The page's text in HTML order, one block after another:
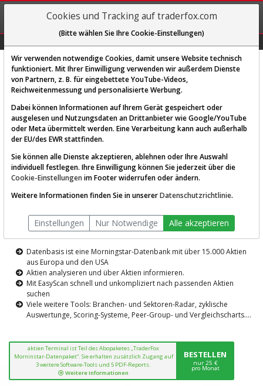
REGIS-
TRIEREN
Diese Funktion ist nur für
AKTIEN-TERMINAL
Die Aktienanalyse-Plattform von
TraderFox
Datenbasis ist eine Morningstar-Datenbank mit über 15.000 Aktien
aus Europa und den USA
Aktien analysieren und über Aktien informieren.
Mit EasyScan schnell und unkompliziert nach passenden Aktien
suchen
Viele weitere Tools: Branchen- und Sektoren-Radar, zyklische
Auswertunge, Scoring-Systeme, Peer-Group- und Vergleichscharts....
aktien Terminal ist Teil des Abopaketes „TraderFox
Morninstar-Datenpaket“. Sie erhalten zusätzlich Zugang auf
3 weitere Software-Tools und 5 PDF-Reports.
Weitere Informationen
BESTELLEN
nur 25 €
pro Monat
Cookies und Tracking auf traderfox.com
(Bitte wählen Sie Ihre Cookie-Einstellungen)
Wir verwenden notwendige Cookies, damit unsere Website technisch
funktioniert. Mit Ihrer Einwilligung verwenden wir außerdem Dienste
von Partnern, z. B. für eingebettete YouTube-Videos,
Reichweitenmessung und personalisierte Werbung.
Dabei können Informationen auf Ihrem Gerät gespeichert oder
ausgelesen und Nutzungsdaten an Drittanbieter wie Google/YouTube
oder Meta übermittelt werden. Eine Verarbeitung kann auch außerhalb
der EU/des EWR stattfinden.
Sie können alle Dienste akzeptieren, ablehnen oder Ihre Auswahl
individuell festlegen. Ihre Einwilligung können Sie jederzeit über die
Cookie-Einstellungen im Footer widerrufen oder ändern.
Weitere Informationen finden Sie in unsererDatenschutzrichtlinie.
Einstellungen Nur Notwendige Alle akzeptieren